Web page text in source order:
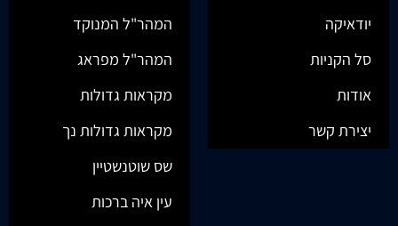
יודאיקה
סל הקניות
אודות
יצירת קשר
המהר"ל המנוקד
המהר"ל מפראג
מקראות גדולות
מקראות גדולות נך
שס שוטנשטיין
עין איה ברכות